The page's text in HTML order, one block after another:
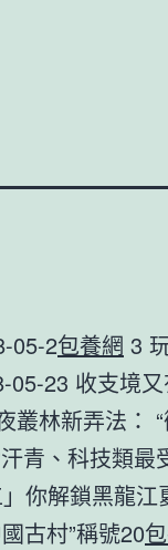
05-2包養網 3
05-23 收支境
叢林新弄法：
青、科技類最
你解鎖黑龍江
古村”稱號20